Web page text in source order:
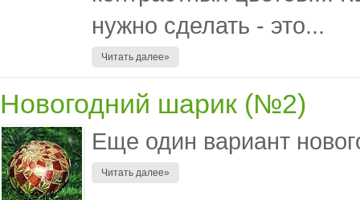
нужно сделать - это...
Читать далее»
Новогодний шарик (№2)
Еще один вариант
Читать далее»